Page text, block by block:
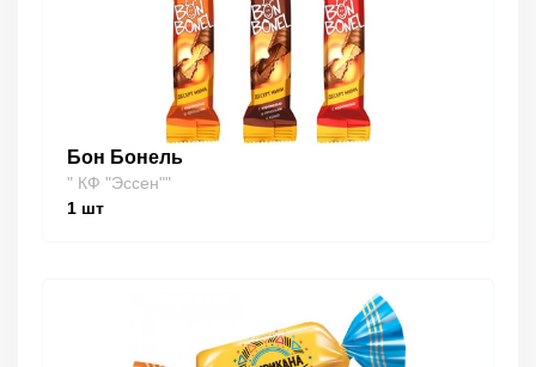
Бон Бонель
" КФ "Эссен""
1 шт